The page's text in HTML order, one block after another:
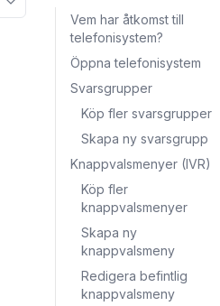
More options
Vem har åtkomst till
telefonisystem?
Öppna telefonisystem
Svarsgrupper
Köp fler svarsgrupper
Skapa ny svarsgrupp
Knappvalsmenyer (IVR)
Köp fler
knappvalsmenyer
Skapa ny
knappvalsmeny
Redigera befintlig
knappvalsmeny